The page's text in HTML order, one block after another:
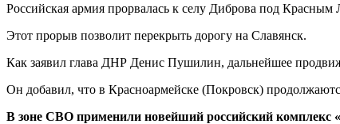
Российская армия прорвалась к селу Диброва под
Этот прорыв позволит перекрыть дорогу на Славянск.
Как заявил глава ДНР Денис Пушилин, дальнейшее
Он добавил, что в Красноармейске (Покровск)
В зоне СВО применили новейший российский комплекс